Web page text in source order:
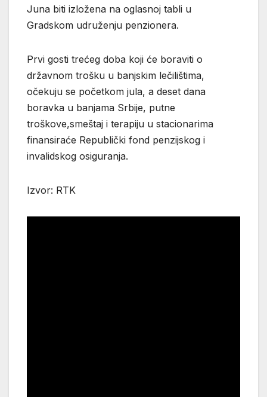
Juna biti izložena na oglasnoj tabli u
Gradskom udruženju penzionera.
Prvi gosti trećeg doba koji će boraviti o
državnom trošku u banjskim lečilištima,
očekuju se početkom jula, a deset dana
boravka u banjama Srbije, putne
troškove,smeštaj i terapiju u stacionarima
finansiraće Republički fond penzijskog i
invalidskog osiguranja.
Izvor: RTK